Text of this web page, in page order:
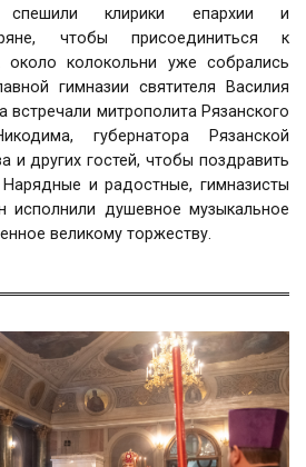
спешили клирики епархии и
чтобы присоединиться к
колокольни уже собрались
гимназии святителя Василия
встречали митрополита Рязанского
губернатора Рязанской
и других гостей, чтобы поздравить
и радостные, гимназисты
исполнили душевное музыкальное
великому торжеству.